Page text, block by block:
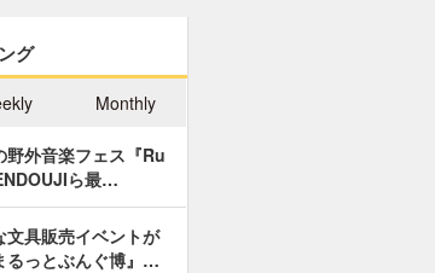
グ
Monthly
野外音楽フェス『Ru
ら最…
文具販売イベントが
っとぶんぐ博』…